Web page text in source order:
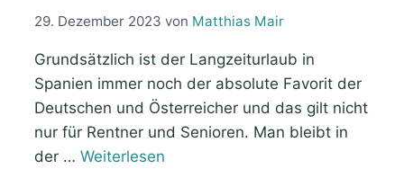
29. Dezember 2023 von Matthias Mair
Grundsätzlich ist der Langzeiturlaub in
Spanien immer noch der absolute Favorit der
Deutschen und Österreicher und das gilt nicht
nur für Rentner und Senioren. Man bleibt in
der … Weiterlesen